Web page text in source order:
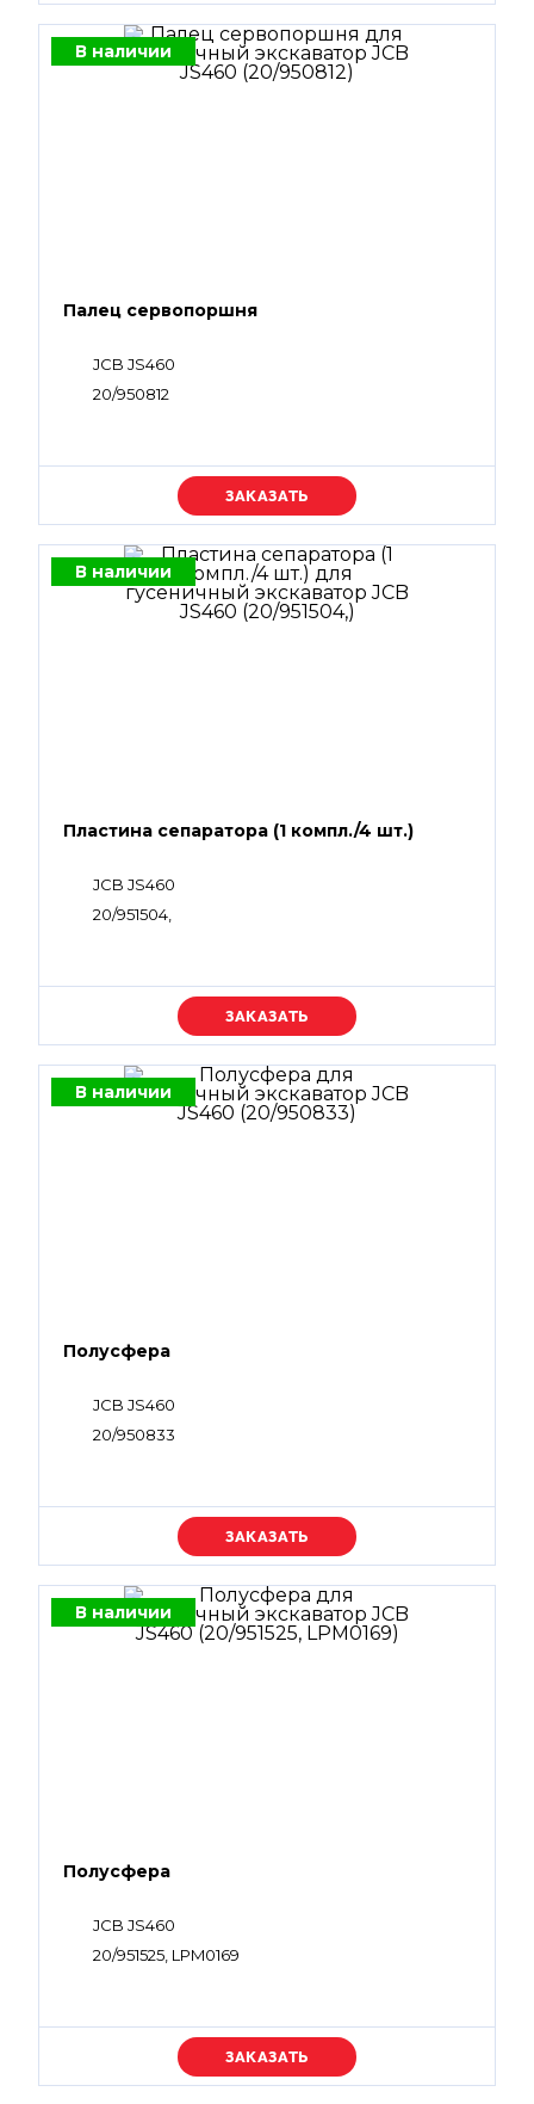
В наличии
Палец сервопоршня
JCB JS460
20/950812
Уточняйте цену
В наличии
Пластина сепаратора (1 компл./4 шт.)
JCB JS460
20/951504,
Уточняйте цену
В наличии
Полусфера
JCB JS460
20/950833
Уточняйте цену
В наличии
Полусфера
JCB JS460
20/951525, LPM0169
Уточняйте цену